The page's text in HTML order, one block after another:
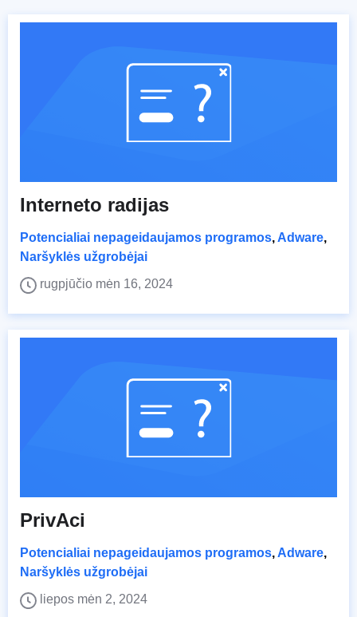
Interneto radijas
Potencialiai nepageidaujamos programos, Adware,
Naršyklės užgrobėjai
rugpjūčio mėn 16, 2024
PrivAci
Potencialiai nepageidaujamos programos, Adware,
Naršyklės užgrobėjai
liepos mėn 2, 2024